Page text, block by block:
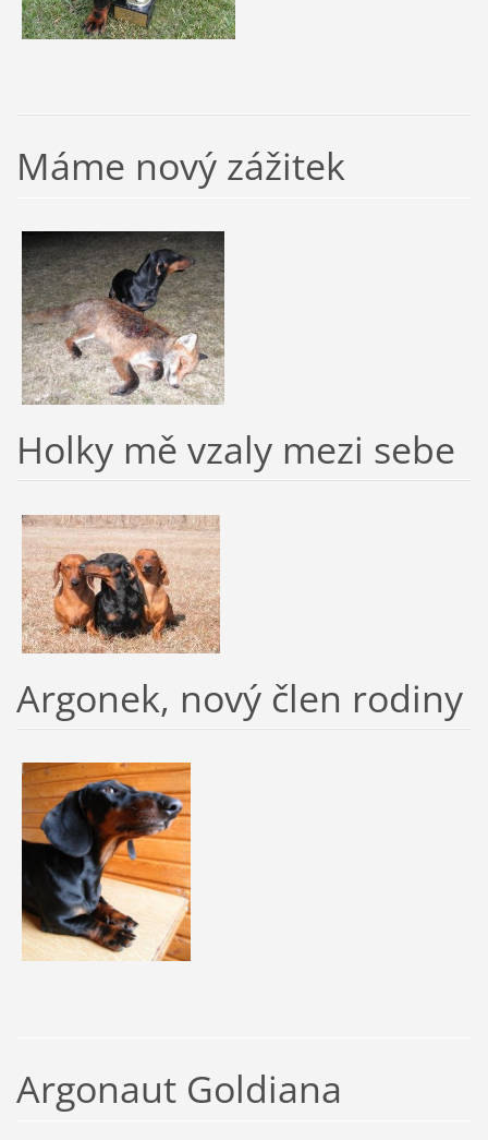
Máme nový zážitek
Holky mě vzaly mezi sebe
Argonek, nový člen rodiny
Argonaut Goldiana